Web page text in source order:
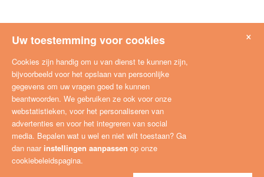
© copyright - CoachNetwerk -
×
Uw toestemming voor cookies
Cookies zijn handig om u van dienst te kunnen zijn,
bijvoorbeeld voor het opslaan van persoonlijke
gegevens om uw vragen goed te kunnen
beantwoorden. We gebruiken ze ook voor onze
webstatistieken, voor het personaliseren van
advertenties en voor het integreren van social
media. Bepalen wat u wel en niet wilt toestaan? Ga
dan naar instellingen aanpassen op onze
cookiebeleidspagina.